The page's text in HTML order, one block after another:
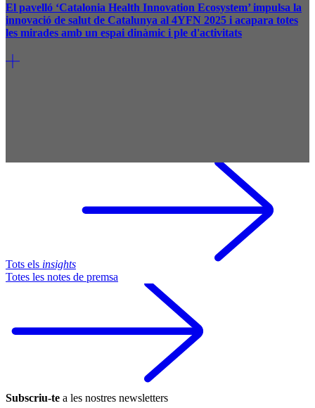
El pavelló ‘Catalonia Health Innovation Ecosystem’ impulsa la
innovació de salut de Catalunya al 4YFN 2025 i acapara totes
les mirades amb un espai dinàmic i ple d'activitats
Tots els insights
Totes les notes de premsa
Subscriu-te a les nostres newsletters